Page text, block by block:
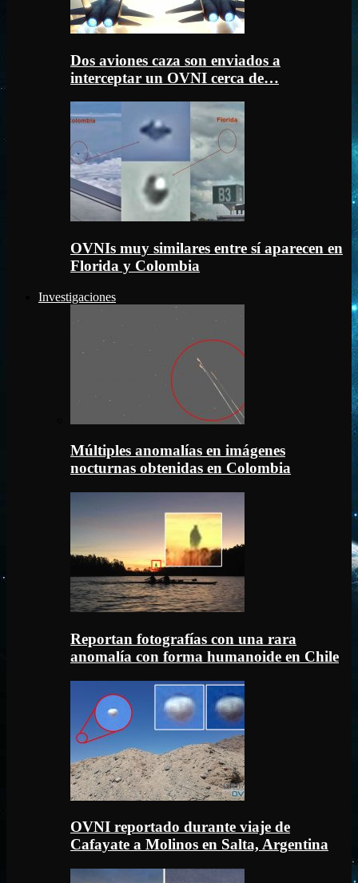
Dos aviones caza son enviados a
interceptar un OVNI cerca de…
OVNIs muy similares entre sí aparecen en
Florida y Colombia
Investigaciones
Múltiples anomalías en imágenes
nocturnas obtenidas en Colombia
Reportan fotografías con una rara
anomalía con forma humanoide en Chile
OVNI reportado durante viaje de
Cafayate a Molinos en Salta, Argentina